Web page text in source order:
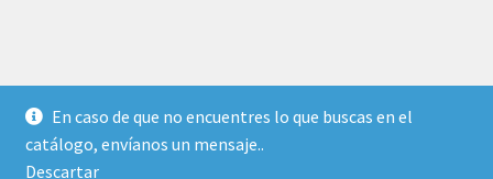
Política de privacidad
Creado con Storefront y
WooCommerce.
En caso de que no encuentres lo que buscas en el
catálogo, envíanos un mensaje..
Descartar